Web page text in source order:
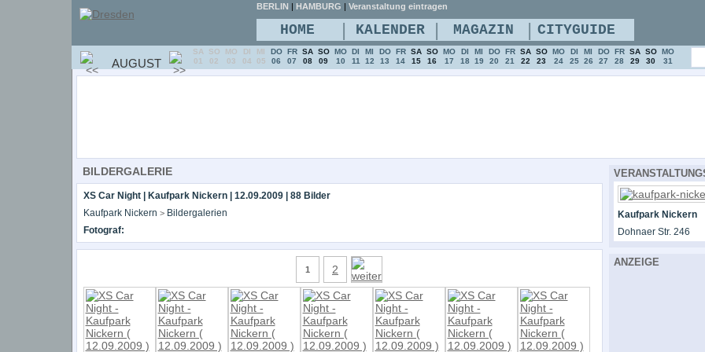
BILDERGALERIE
XS Car Night | Kaufpark Nickern | 12.09.2009 | 88 Bilder
Kaufpark Nickern > Bildergalerien
Fotograf:
1 2
Kaufpark Nickern
Dohnaer Str. 246
ANZEIGE
BERLIN | HAMBURG | Veranstaltung eintragen
HOME | KALENDER | MAGAZIN | CITYGUIDE
AUGUST
SA
01
SO
02
MO
03
DI
04
MI
05
DO
06
FR
07
SA
08
SO
09
MO
10
DI
11
MI
12
DO
13
FR
14
SA
15
SO
16
MO
17
DI
18
MI
19
DO
20
FR
21
SA
22
SO
23
MO
24
DI
25
MI
26
DO
27
FR
28
SA
29
SO
30
MO
31